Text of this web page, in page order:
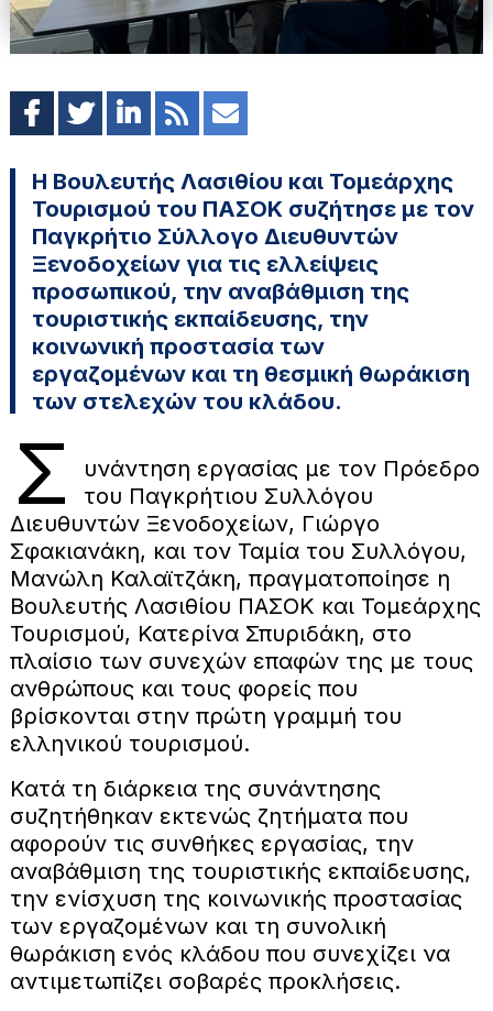
Η Βουλευτής Λασιθίου και Τομεάρχης
Τουρισμού του ΠΑΣΟΚ συζήτησε με τον
Παγκρήτιο Σύλλογο Διευθυντών
Ξενοδοχείων για τις ελλείψεις
προσωπικού, την αναβάθμιση της
τουριστικής εκπαίδευσης, την
κοινωνική προστασία των
εργαζομένων και τη θεσμική θωράκιση
των στελεχών του κλάδου.
Σ
υνάντηση εργασίας με τον Πρόεδρο
του Παγκρήτιου Συλλόγου
Διευθυντών Ξενοδοχείων, Γιώργο
Σφακιανάκη, και τον Ταμία του Συλλόγου,
Μανώλη Καλαϊτζάκη, πραγματοποίησε η
Βουλευτής Λασιθίου ΠΑΣΟΚ και Τομεάρχης
Τουρισμού, Κατερίνα Σπυριδάκη, στο
πλαίσιο των συνεχών επαφών της με τους
ανθρώπους και τους φορείς που
βρίσκονται στην πρώτη γραμμή του
ελληνικού τουρισμού.
Κατά τη διάρκεια της συνάντησης
συζητήθηκαν εκτενώς ζητήματα που
αφορούν τις συνθήκες εργασίας, την
αναβάθμιση της τουριστικής εκπαίδευσης,
την ενίσχυση της κοινωνικής προστασίας
των εργαζομένων και τη συνολική
θωράκιση ενός κλάδου που συνεχίζει να
αντιμετωπίζει σοβαρές προκλήσεις.